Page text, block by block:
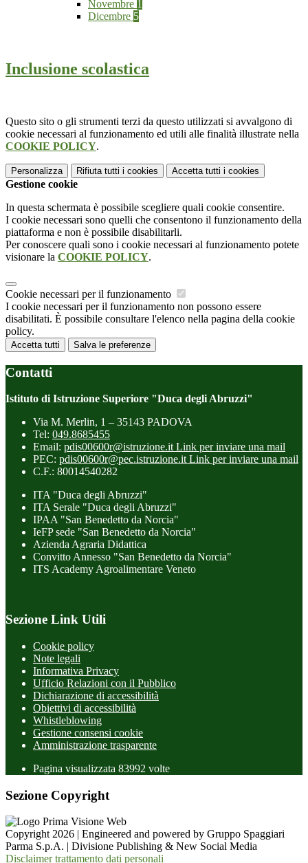
Novembre 1
Dicembre 5
Inclusione scolastica
Questo sito o gli strumenti terzi da questo utilizzati si avvalgono di
cookie necessari al funzionamento ed utili alle finalità illustrate nella
COOKIE POLICY.
Personalizza Rifiuta tutti i cookies Accetta tutti i cookies
Gestione cookie
In questa schermata è possibile scegliere quali cookie consentire.
I cookie necessari sono quelli che consentono il funzionamento della
piattaforma e non è possibile disabilitarli.
Per conoscere quali sono i cookie necessari al funzionamento potete
visionare la COOKIE POLICY.
Cookie necessari per il funzionamento
I cookie necessari per il funzionamento non possono essere
disabilitati. È possibile consultare l'elenco nella pagina della cookie
policy.
Accetta tutti Salva le preferenze
Contatti
Istituto di Istruzione Superiore "Duca degli Abruzzi"
Via M. Merlin, 1 – 35143 PADOVA
Tel: 049.8685455
Email: pdis00600r@istruzione.it Link per inviare una mail
PEC: pdis00600r@pec.istruzione.it Link per inviare una mail
C.F.: 80014540282
ITA "Duca degli Abruzzi"
ITA Serale "Duca degli Abruzzi"
IPAA "San Benedetto da Norcia"
IeFP sede "San Benedetto da Norcia"
Azienda Agraria Didattica
Convitto Annesso "San Benedetto da Norcia"
ITS Academy Agroalimentare Veneto
Sezione Link Utili
Cookie policy
Note legali
Informativa Privacy
Ufficio Relazioni con il Pubblico
Dichiarazione di accessibilità
Obiettivi di accessibilità
Whistleblowing
Gestione consensi cookie
Amministrazione trasparente
Pagina visualizzata 83992 volte
Sezione Copyright
Copyright 2026 | Engineered and powered by Gruppo Spaggiari
Parma S.p.A. | Divisione Publishing & New Social Media
Disclaimer trattamento dati personali